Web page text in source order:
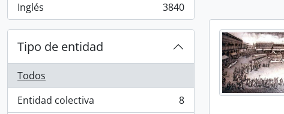
Inglés
, 3840 resultados 3840
Tipo de entidad
Todos
Entidad colectiva
, 8 resultados
8